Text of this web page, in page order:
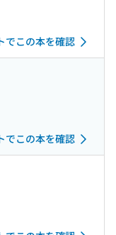
でこの本を確認
でこの本を確認